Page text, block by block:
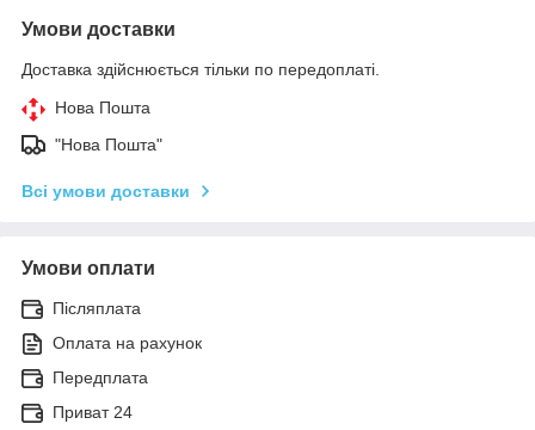
Умови доставки
Доставка здійснюється тільки по передоплаті.
Нова Пошта
"Нова Пошта"
Всі умови доставки
Умови оплати
Післяплата
Оплата на рахунок
Передплата
Приват 24